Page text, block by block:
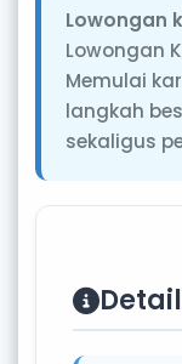
Lowongan
Lowongan
Memulai
langkah
sekaligus